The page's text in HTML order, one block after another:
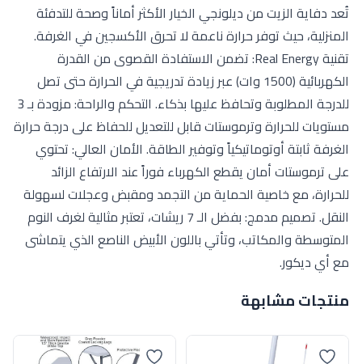
تُعد دفاية الزيت من ديلونجي الخيار الأكثر أماناً وصحة للتدفئة
المنزلية، حيث توفر حرارة ناعمة لا تحرق الأكسجين في الغرفة.
تقنية Real Energy: تضمن الاستفادة القصوى من القدرة
الكهربائية (1500 وات) عبر زيادة تدريجية في الحرارة حتى تصل
للدرجة المطلوبة وتحافظ عليها بذكاء. التحكم والراحة: مزودة بـ 3
مستويات للحرارة وترموستات قابل للتعديل للحفاظ على درجة حرارة
الغرفة ثابتة أوتوماتيكياً وتوفير الطاقة. الأمان العالي: تحتوي
على ترموستات أمان يقطع الكهرباء فوراً عند الارتفاع الزائد
للحرارة، مع خاصية الحماية من التجمد ومقبض وعجلات لسهولة
النقل. تصميم مدمج: بفضل الـ 7 ريشات، تعتبر مثالية لغرف النوم
المتوسطة والمكاتب، وتأتي باللون الأبيض الناصع الذي يتماشى
مع أي ديكور.
منتجات مشابهة